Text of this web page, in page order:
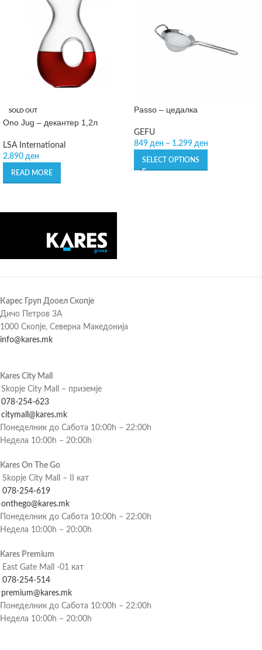
SOLD OUT
Ono Jug – декантер 1,2л
LSA International
2.890 ден
READ MORE
Passo – цедалка
GEFU
849 ден – 1.299 ден
SELECT OPTIONS
Карес Груп Дооел Скопје
Дичо Петров 3А
1000 Скопје, Северна Македонија
info@kares.mk
Kares City Mall
Skopje City Mall – приземје
078-254-623
citymall@kares.mk
Понеделник до Сабота 10:00h – 22:00h
Недела 10:00h – 20:00h
Kares On The Go
Skopje City Mall – II кат
078-254-619
onthego@kares.mk
Понеделник до Сабота 10:00h – 22:00h
Недела 10:00h – 20:00h
Kares Premium
East Gate Mall -01 кат
078-254-514
premium@kares.mk
Понеделник до Сабота 10:00h – 22:00h
Недела 10:00h – 20:00h